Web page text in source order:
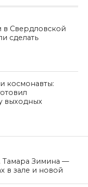
в Свердловской
сделать
космонавты:
выходных
Тамара Зимина —
в зале и новой